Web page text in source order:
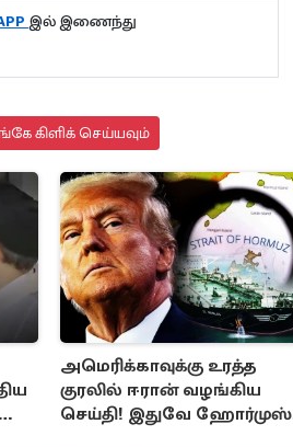
இல் இணைந்து
கிளிக் செய்யவும்
அமெரிக்காவுக்கு உரத்த
குரலில் ஈரான் வழங்கிய
செய்தி! இதுவே ஹோர்முஸ்